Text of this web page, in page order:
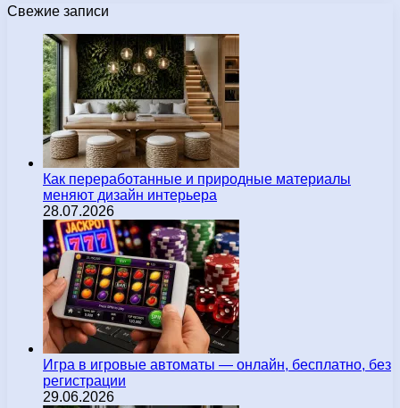
Свежие записи
Как переработанные и природные материалы
меняют дизайн интерьера
28.07.2026
Игра в игровые автоматы — онлайн, бесплатно, без
регистрации
29.06.2026